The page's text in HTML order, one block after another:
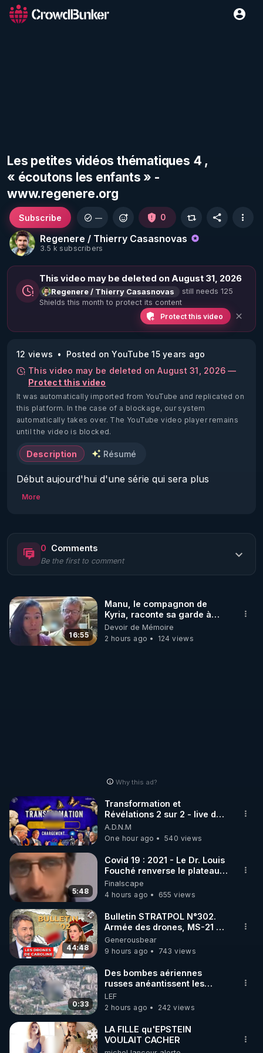
Les petites vidéos thématiques 4 ,
« écoutons les enfants » -
www.regenere.org
Regenere / Thierry Casasnovas
3.5 k subscribers
Subscribe — 0
This video may be deleted on August 31, 2026
Regenere / Thierry Casasnovas
still needs 125
Shields this month to protect its content
Protect this video
12 views
Posted on YouTube 15 years ago
This video may be deleted on August 31, 2026 —
Protect this video
It was automatically imported from YouTube and replicated on
this platform. In the case of a blockage, our system
automatically takes over. The YouTube video player remains
until the video is blocked.
Description Résumé
Début aujourd'hui d'une série qui sera plus
spécifiquement consacrée aux enfants et que je
quelques réflexions suite à des échanges récents
avec des parents ....
More
0 Comments
Be the first to comment
16:55
Manu, le compagnon de
Kyria, raconte sa garde à
vue musclée. PARTAGEZ!
Devoir de Mémoire
2 hours ago
124 views
Why this ad?
Transformation et
Révélations 2 sur 2 - live du
07/08/26
A.D.N.M
One hour ago
540 views
5:48
Covid 19 : 2021 - Le Dr. Louis
Fouché renverse le plateau
de CNews !
Finalscape
4 hours ago
655 views
44:48
Bulletin STRATPOL N°302.
Armée des drones, MS-21 en
série, missiles coréens.
07.08.2026.
Generousbear
9 hours ago
743 views
0:33
Des bombes aériennes
russes anéantissent les
centres de contrôle de
drones de 3 brigades
ukrainienne
LEF
2 hours ago
242 views
LA FILLE qu'EPSTEIN
VOULAIT CACHER